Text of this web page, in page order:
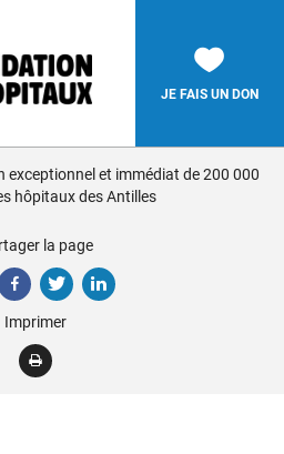
JE FAIS UN DON
exceptionnel et immédiat de 200 000
hôpitaux des Antilles
la page
Imprimer